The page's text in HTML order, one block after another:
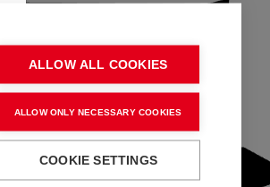
ALLOW ALL COOKIES
ALLOW ONLY NECESSARY COOKIES
COOKIE SETTINGS